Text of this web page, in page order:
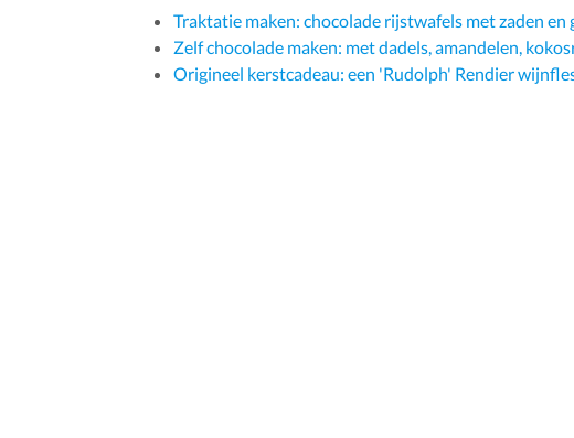
Traktatie maken: chocolade rijstwafels met zaden en
Zelf chocolade maken: met dadels, amandelen,
Origineel kerstcadeau: een 'Rudolph' Rendier